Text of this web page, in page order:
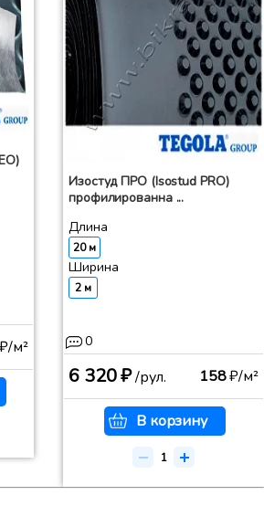
₽/м²
Изостуд ПРО (Isostud PRO)
профилированна ...
Длина
20 м
Ширина
2 м
0
6 320 ₽/рул. 158₽/м²
В корзину